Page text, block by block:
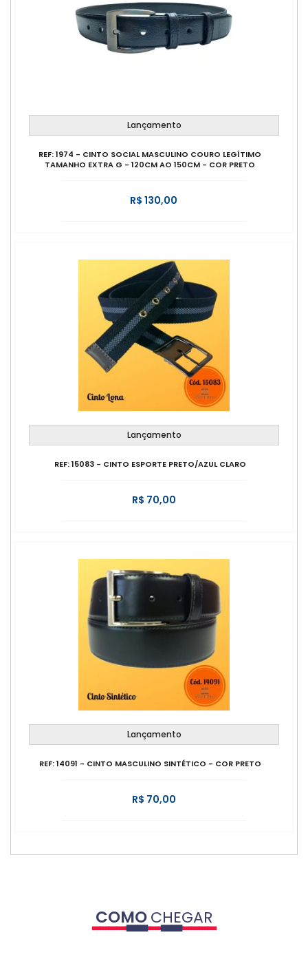
Lançamento
REF: 1974 - CINTO SOCIAL MASCULINO COURO LEGÍTIMO
TAMANHO EXTRA G - 120CM AO 150CM - COR PRETO
R$ 130,00
Lançamento
REF: 15083 - CINTO ESPORTE PRETO/AZUL CLARO
R$ 70,00
Lançamento
REF: 14091 - CINTO MASCULINO SINTÉTICO - COR PRETO
R$ 70,00
COMOCHEGAR